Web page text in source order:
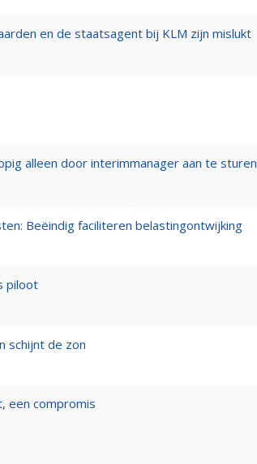
en de staatsagent bij KLM zijn mislukt
alleen door interimmanager aan te sturen
Beëindig faciliteren belastingontwijking
piloot
schijnt de zon
een compromis